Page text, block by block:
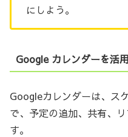
にしよう。
Google カレンダーを活
Googleカレンダーは、ス
で、予定の追加、共有、
す。